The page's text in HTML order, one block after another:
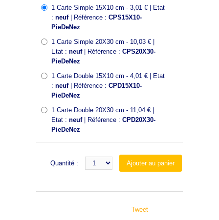
1 Carte Simple 15X10 cm - 3,01 € | Etat
: neuf| Référence : CPS15X10-
PieDeNez
1 Carte Simple 20X30 cm - 10,03 € |
Etat : neuf| Référence : CPS20X30-
PieDeNez
1 Carte Double 15X10 cm - 4,01 € | Etat
: neuf| Référence : CPD15X10-
PieDeNez
1 Carte Double 20X30 cm - 11,04 € |
Etat : neuf| Référence : CPD20X30-
PieDeNez
Quantité :
Tweet